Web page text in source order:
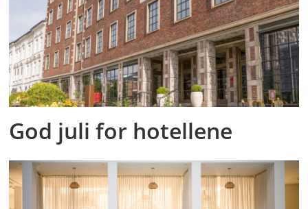
God juli for hotellene